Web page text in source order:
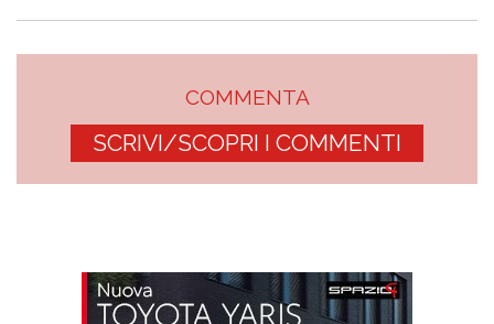
COMMENTA
SCRIVI/SCOPRI I COMMENTI